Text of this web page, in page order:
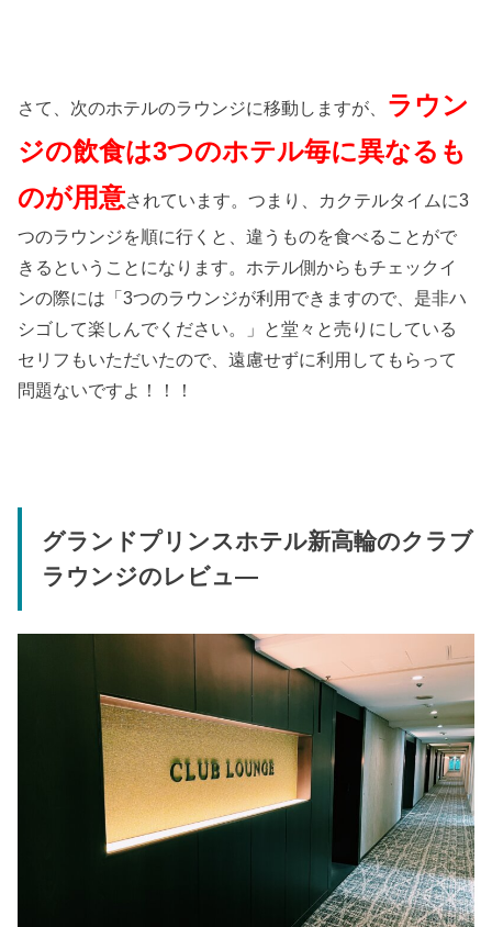
さて、次のホテルのラウンジに移動しますが、 ラウン
ジの飲食は3つのホテル毎に異なるも
のが用意されています。つまり、カクテルタイムに3
つのラウンジを順に行くと、違うものを食べることがで
きるということになります。ホテル側からもチェックイ
ンの際には「3つのラウンジが利用できますので、是非ハ
シゴして楽しんでください。」と堂々と売りにしている
セリフもいただいたので、遠慮せずに利用してもらって
問題ないですよ！！！
グランドプリンスホテル新高輪のクラブ
ラウンジのレビュ―